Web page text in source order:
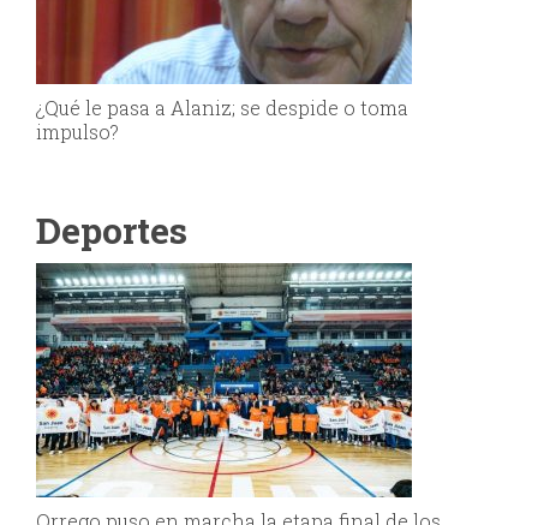
¿Qué le pasa a Alaniz; se despide o toma
impulso?
Deportes